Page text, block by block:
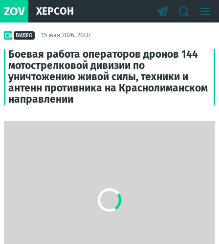
ZOV ХЕРСОН
ВИДЕО 15 мая 2026, 20:37
Боевая работа операторов дронов 144
мотострелковой дивизии по
уничтожению живой силы, техники и
антенн противника на Краснолиманском
направлении